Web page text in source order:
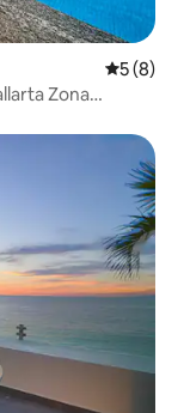
5 de
5 (8)
Zona